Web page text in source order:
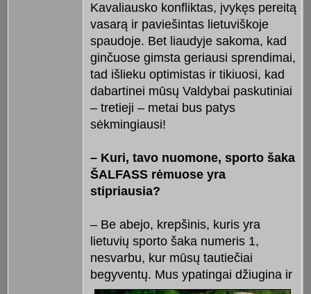
Kavaliausko konfliktas, įvykęs pereitą
vasarą ir paviešintas lietuviškoje
spaudoje. Bet liaudyje sakoma, kad
ginčuose gimsta geriausi sprendimai,
tad išlieku optimistas ir tikiuosi, kad
dabartinei mūsų Valdybai paskutiniai
– tretieji – metai bus patys
sėkmingiausi!
– Kuri, tavo nuomone, sporto šaka
ŠALFASS rėmuose yra
stipriausia?
– Be abejo, krepšinis, kuris yra
lietuvių sporto šaka numeris 1,
nesvarbu, kur mūsų tautiečiai
begyventų. Mus ypatingai džiugina ir